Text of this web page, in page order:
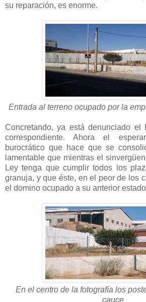
su reparación, es enorme.
Entrada al terreno ocupado por la
Concretando, ya está denunciado el
correspondiente. Ahora el
burocrático que hace que se
lamentable que mientras el
Ley tenga que cumplir todos los
granuja, y que éste, en el peor de los
el domino ocupado a su anterior
En el centro de la fotografía los
cauce